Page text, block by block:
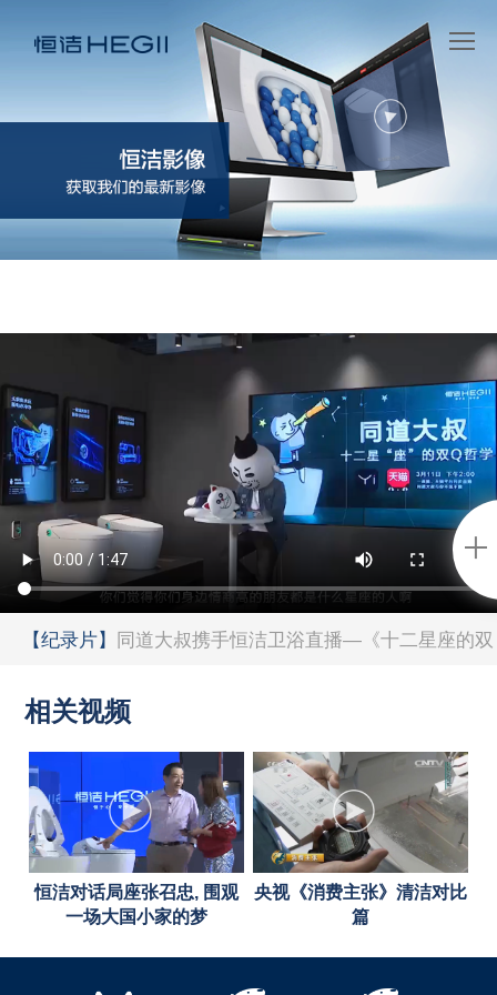
【纪录片】 同道大叔携手恒洁卫浴直播—《十二星座的双
Q哲学》
相关视频
恒洁对话局座张召忠, 围观
一场大国小家的梦
央视《消费主张》清洁对比
篇